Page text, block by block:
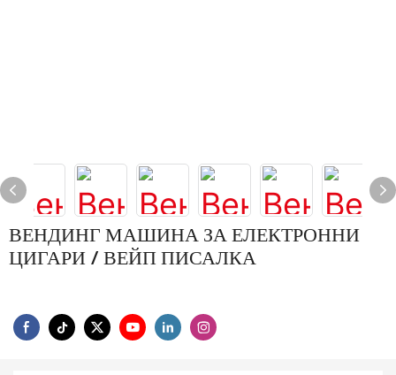
ВЕНДИНГ МАШИНА ЗА ЕЛЕКТРОННИ
ЦИГАРИ / ВЕЙП ПИСАЛКА